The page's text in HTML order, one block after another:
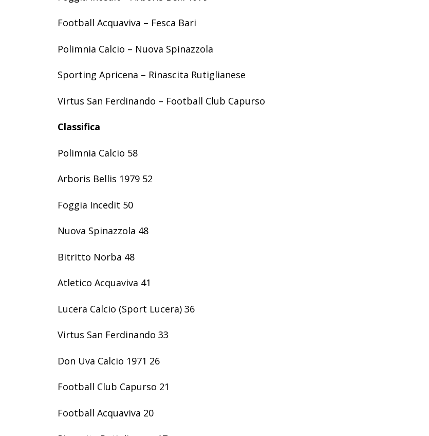
Football Acquaviva – Fesca Bari
Polimnia Calcio – Nuova Spinazzola
Sporting Apricena – Rinascita Rutiglianese
Virtus San Ferdinando – Football Club Capurso
Classifica
Polimnia Calcio 58
Arboris Bellis 1979 52
Foggia Incedit 50
Nuova Spinazzola 48
Bitritto Norba 48
Atletico Acquaviva 41
Lucera Calcio (Sport Lucera) 36
Virtus San Ferdinando 33
Don Uva Calcio 1971 26
Football Club Capurso 21
Football Acquaviva 20